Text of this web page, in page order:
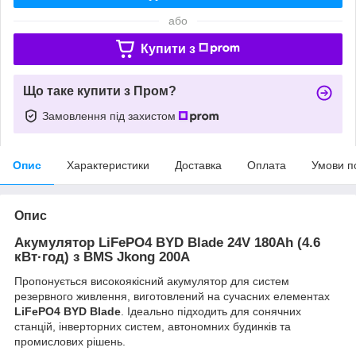
або
Купити з
Що таке купити з Пром?
Замовлення під захистом
Опис Характеристики Доставка Оплата Умови
Опис
Акумулятор LiFePO4 BYD Blade 24V 180Ah (4.6
кВт·год) з BMS Jkong 200A
Пропонується високоякісний акумулятор для систем
резервного живлення, виготовлений на сучасних елементах
LiFePO4 BYD Blade . Ідеально підходить для сонячних
станцій, інверторних систем, автономних будинків та
промислових рішень.